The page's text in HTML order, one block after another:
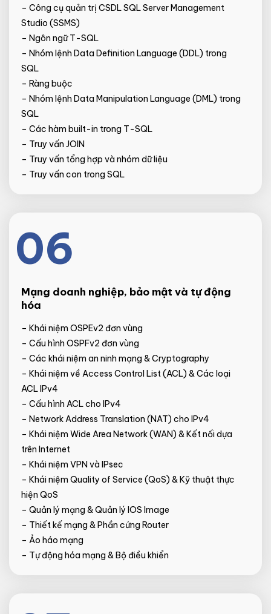
– Công cụ quản trị CSDL SQL Server Management
Studio (SSMS)
– Ngôn ngữ T-SQL
– Nhóm lệnh Data Definition Language (DDL) trong
SQL
– Ràng buộc
– Nhóm lệnh Data Manipulation Language (DML) trong
SQL
– Các hàm built-in trong T-SQL
– Truy vấn JOIN
– Truy vấn tổng hợp và nhóm dữ liệu
– Truy vấn con trong SQL
06
Mạng doanh nghiệp, bảo mật và tự động
hóa
– Khái niệm OSPEv2 đơn vùng
– Cấu hình OSPFv2 đơn vùng
– Các khái niệm an ninh mạng & Cryptography
– Khái niệm về Access Control List (ACL) & Các loại
ACL IPv4
– Cấu hình ACL cho IPv4
– Network Address Translation (NAT) cho IPv4
– Khái niệm Wide Area Network (WAN) & Kết nối dựa
trên Internet
– Khái niệm VPN và IPsec
– Khái niệm Quality of Service (QoS) & Kỹ thuật thực
hiện QoS
– Quản lý mạng & Quản lý IOS Image
– Thiết kế mạng & Phần cứng Router
– Ảo háo mạng
– Tự động hóa mạng & Bộ điều khiển